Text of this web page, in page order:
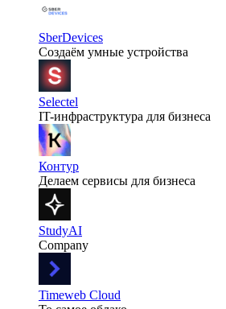
SberDevices
Создаём умные устройства
Selectel
IT-инфраструктура для бизнеса
Контур
Делаем сервисы для бизнеса
StudyAI
Company
Timeweb Cloud